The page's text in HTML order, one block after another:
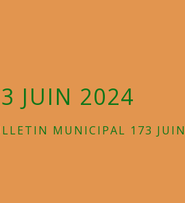
JUIN 2024
MUNICIPAL 173